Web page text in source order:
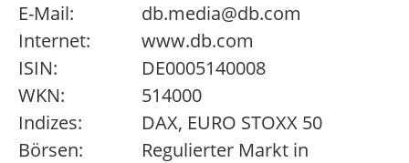
E-Mail:
db.media@db.com
Internet:
www.db.com
ISIN:
DE0005140008
WKN:
514000
Indizes:
DAX, EURO STOXX 50
Börsen:
Regulierter Markt in